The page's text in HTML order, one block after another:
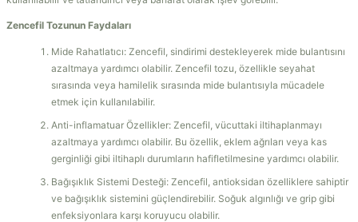
Zencefil Tozunun Faydaları
Mide Rahatlatıcı: Zencefil, sindirimi destekleyerek mide bulantısını
azaltmaya yardımcı olabilir. Zencefil tozu, özellikle seyahat
sırasında veya hamilelik sırasında mide bulantısıyla mücadele
etmek için kullanılabilir.
Anti-inflamatuar Özellikler: Zencefil, vücuttaki iltihaplanmayı
azaltmaya yardımcı olabilir. Bu özellik, eklem ağrıları veya kas
gerginliği gibi iltihaplı durumların hafifletilmesine yardımcı olabilir.
Bağışıklık Sistemi Desteği: Zencefil, antioksidan özelliklere sahiptir
ve bağışıklık sistemini güçlendirebilir. Soğuk algınlığı ve grip gibi
enfeksiyonlara karşı koruyucu olabilir.